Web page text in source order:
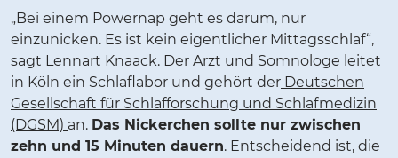
„Bei einem Powernap geht es darum, nur
einzunicken. Es ist kein eigentlicher Mittagsschlaf“,
sagt Lennart Knaack. Der Arzt und Somnologe leitet
in Köln ein Schlaflabor und gehört der Deutschen
Gesellschaft für Schlafforschung und Schlafmedizin
(DGSM) an. Das Nickerchen sollte nur zwischen
zehn und 15 Minuten dauern. Entscheidend ist, die